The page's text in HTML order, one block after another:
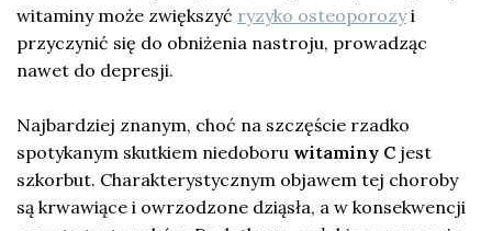
witaminy może zwiększyć ryzyko osteoporozyi
przyczynić się do obniżenia nastroju, prowadząc
nawet do depresji.
Najbardziej znanym, choć na szczęście rzadko
spotykanym skutkiem niedoboru witaminy C jest
szkorbut. Charakterystycznym objawem tej choroby
są krwawiące i owrzodzone dziąsła, a w konsekwencji